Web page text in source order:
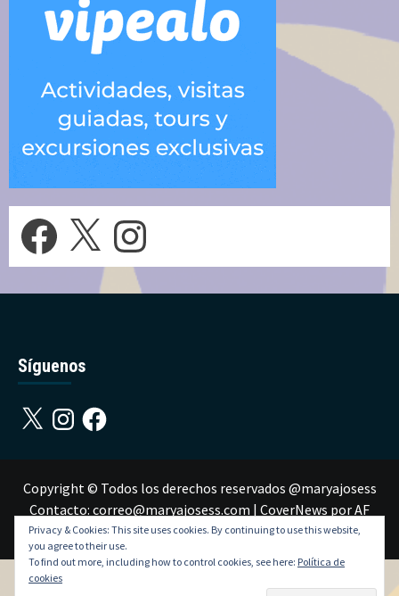
Facebook Instagram
Síguenos
X InstagramFacebook
Copyright © Todos los derechos reservados @maryajosess
Contacto: correo@maryajosess.com | CoverNews por AF
themes.
Privacy & Cookies: This site uses cookies. By continuing to use this website,
you agree to their use.
To find out more, including how to control cookies, see here: Política de
cookies